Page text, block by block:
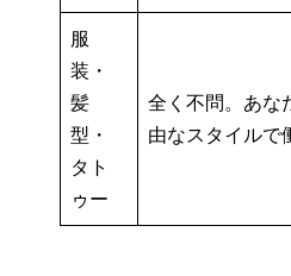
服
装・
髪
型・
タト
ゥー
全く不問。あな
由なスタイルで